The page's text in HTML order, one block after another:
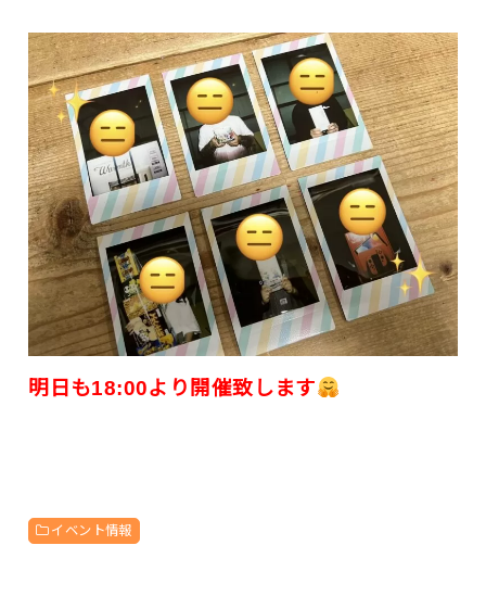
明日も18:00より開催致します
イベント情報